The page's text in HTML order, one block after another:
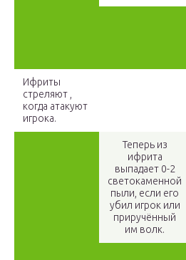
Ифриты
стреляют ,
когда атакуют
игрока.
Теперь из
ифрита
выпадает 0-2
светокаменной
пыли, если его
убил игрок или
приручённый
им волк.